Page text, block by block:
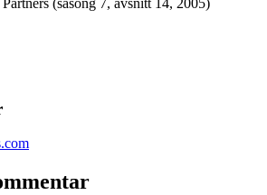
(säsong 7, avsnitt 14, 2005)